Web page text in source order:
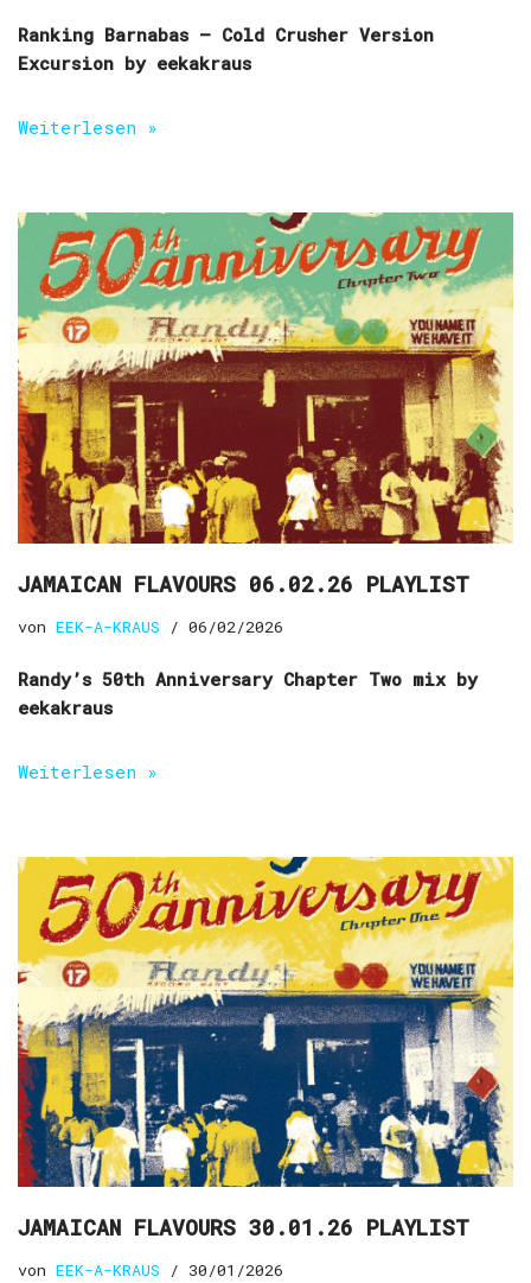
Ranking Barnabas – Cold Crusher Version
Excursion by eekakraus
Weiterlesen »
JAMAICAN FLAVOURS 06.02.26 PLAYLIST
von EEK-A-KRAUS 06/02/2026
Randy’s 50th Anniversary Chapter Two mix by
eekakraus
Weiterlesen »
JAMAICAN FLAVOURS 30.01.26 PLAYLIST
von EEK-A-KRAUS 30/01/2026